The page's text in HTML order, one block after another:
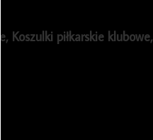
, Koszulki piłkarskie klubowe,